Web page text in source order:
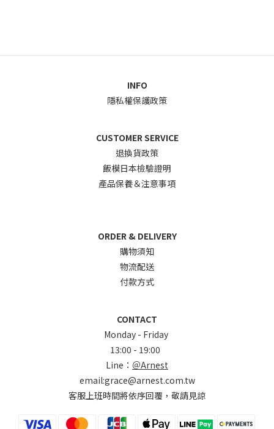
INFO
隱私權保護政策
CUSTOMER SERVICE
退換貨政策
飯模日本檢驗證明
產品保養＆注意事項
ORDER & DELIVERY
購物須知
物流配送
付款方式
CONTACT
Monday - Friday
13:00 - 19:00
Line： ＠Arnest
email:grace@arnest.com.tw
客服上班時間將依序回覆，敬請見諒